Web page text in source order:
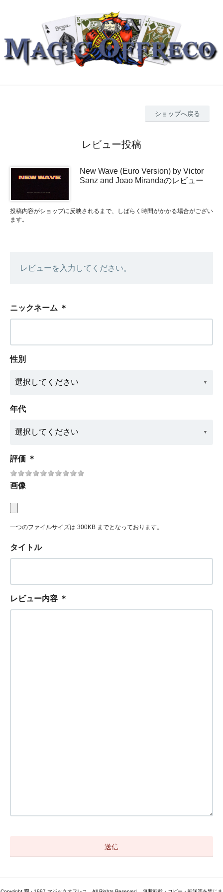
ショップへ戻る
レビュー投稿
New Wave (Euro Version) by Victor
Sanz and Joao Mirandaのレビュー
投稿内容がショップに反映されるまで、しばらく時間がかかる場合がござい
ます。
レビューを入力してください。
ニックネーム ＊
性別
年代
評価 ＊
画像
一つのファイルサイズは 300KB までとなっております。
タイトル
レビュー内容 ＊